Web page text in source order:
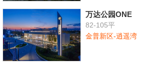
万达公园ONE
82-105平
金普新区-逍遥湾